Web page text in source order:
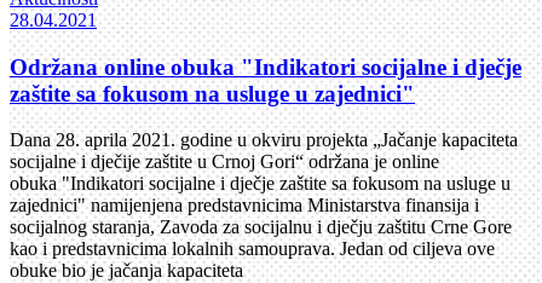
28.04.2021
Održana online obuka "Indikatori socijalne i dječje
zaštite sa fokusom na usluge u zajednici"
Dana 28. aprila 2021. godine u okviru projekta „Jačanje kapaciteta
socijalne i dječije zaštite u Crnoj Gori“ održana je online
obuka "Indikatori socijalne i dječje zaštite sa fokusom na usluge u
zajednici" namijenjena predstavnicima Ministarstva finansija i
socijalnog staranja, Zavoda za socijalnu i dječju zaštitu Crne Gore
kao i predstavnicima lokalnih samouprava. Jedan od ciljeva ove
obuke bio je jačanja kapaciteta